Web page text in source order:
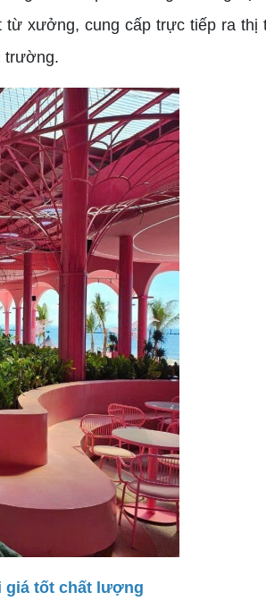
xưởng, cung cấp trực tiếp ra thị
trường.
giá tốt chất lượng